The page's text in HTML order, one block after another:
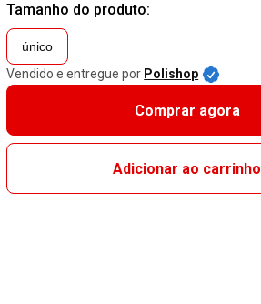
Tamanho do produto:
único
Vendido e entregue por Polishop
Comprar agora
Adicionar ao carrinho